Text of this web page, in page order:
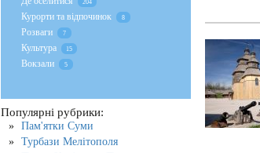
204
Курорти та відпочинок 8
Розваги 7
Культура 15
Вокзали 5
Популярні рубрики:
Пам'ятки Суми
Турбази Мелітополя